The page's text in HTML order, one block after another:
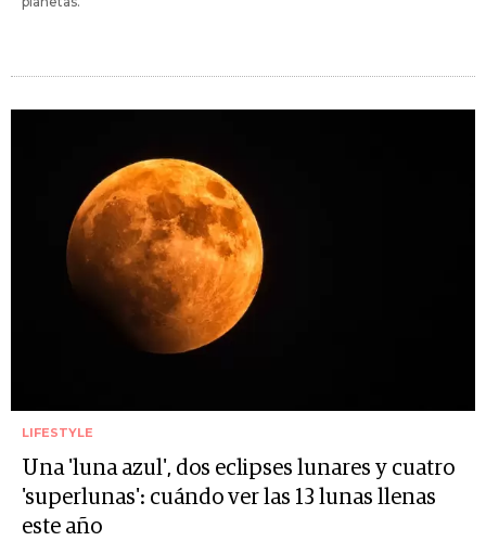
LIFESTYLE
Una 'luna azul', dos eclipses lunares y cuatro
'superlunas': cuándo ver las 13 lunas llenas
este año